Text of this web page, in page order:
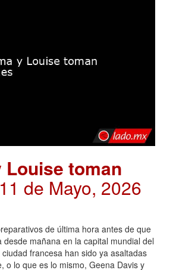
Louise toman
de Mayo, 2026
de última hora antes de que
desde mañana en la capital mundial del
francesa han sido ya asaltadas
o lo que es lo mismo, Geena Davis y